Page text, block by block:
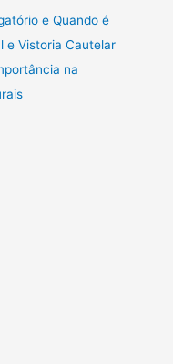
e Quando é
e Vistoria Cautelar
na